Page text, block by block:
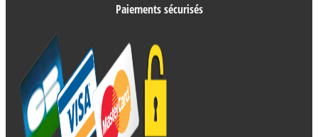
Paiements sécurisés